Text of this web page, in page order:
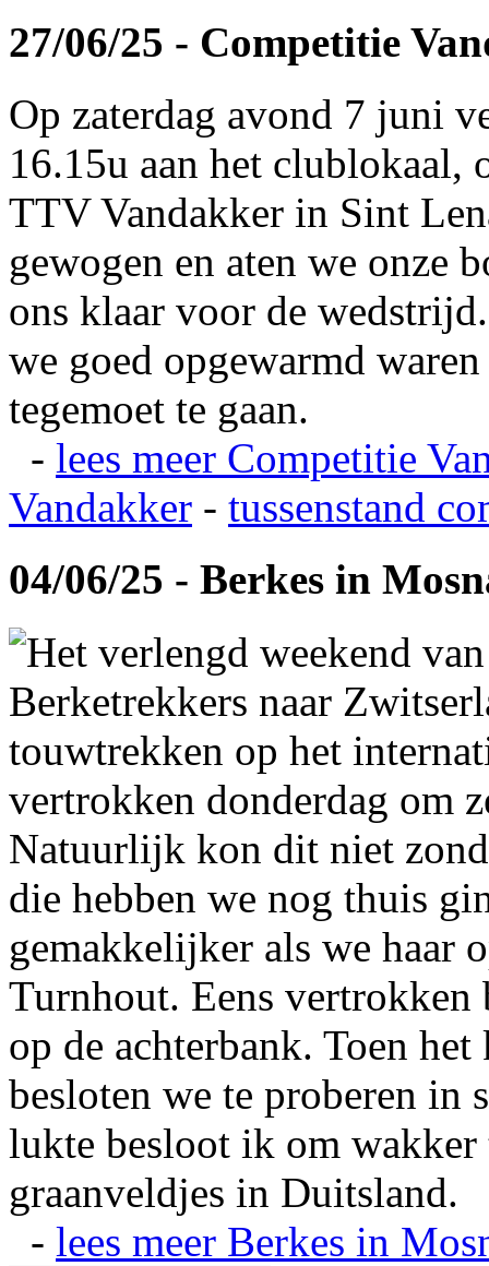
27/06/25 - Competitie
Op zaterdag avond 7 juni
16.15u aan het clublokaal,
TTV Vandakker in Sint
gewogen en aten we onze
ons klaar voor de
we goed opgewarmd
tegemoet te gaan.
- lees meer Competitie
Vandakker - tussenstand
04/06/25 - Berkes in
Het verlengd weekend
Berketrekkers naar
touwtrekken op het
vertrokken donderdag om
Natuurlijk kon dit niet
die hebben we nog thuis
gemakkelijker als we haar
Turnhout. Eens vertrokken
op de achterbank. Toen
besloten we te proberen in
lukte besloot ik om
graanveldjes in Duitsland.
- lees meer Berkes in